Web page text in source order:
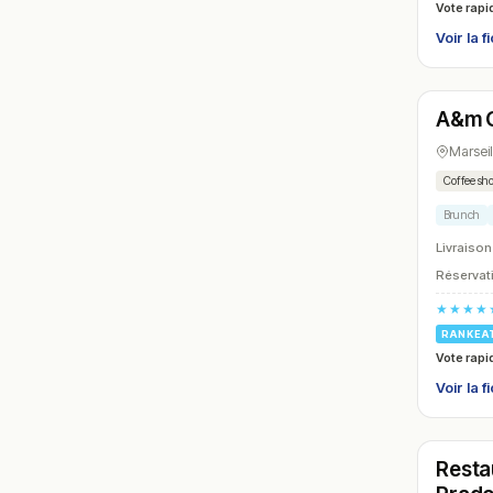
Vote
Voir la
N° 9
Ouvert
A&m
Coffee
Brunch
Livraison
Vote
Voir la
N° 12
Ouvert